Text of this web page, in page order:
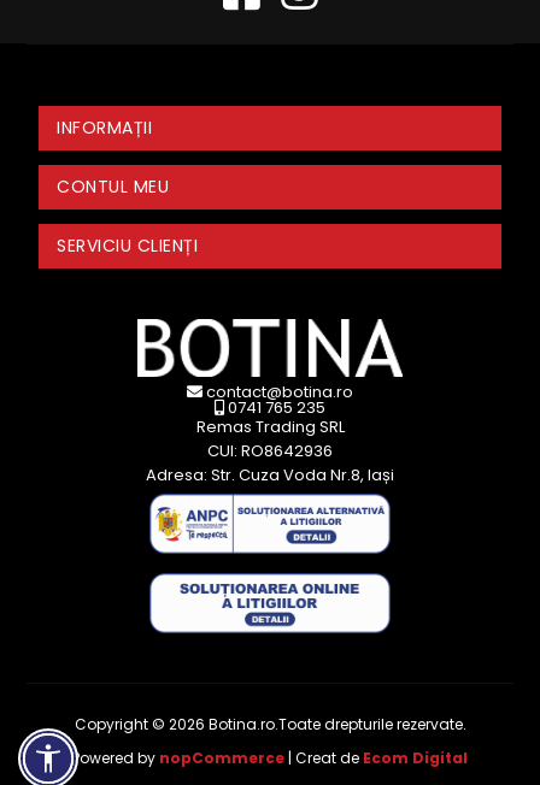
INFORMAȚII
CONTUL MEU
SERVICIU CLIENȚI
contact@botina.ro
0741 765 235
Remas Trading SRL
CUI: RO8642936
Adresa: Str. Cuza Voda Nr.8, Iași
Copyright © 2026 Botina.ro.Toate drepturile rezervate.
Powered by nopCommerce | Creat de Ecom Digital